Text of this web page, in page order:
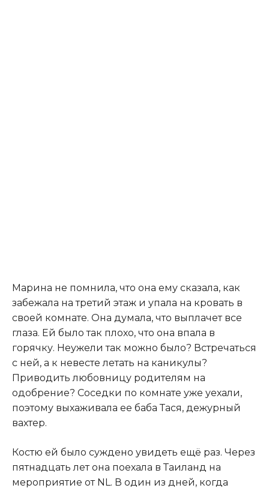
​Марина не помнила, что она ему сказала, как
забежала на третий этаж и упала на кровать в
своей комнате. Она думала, что выплачет все
глаза. Ей было так плохо, что она впала в
горячку. Неужели так можно было? Встречаться
с ней, а к невесте летать на каникулы?
Приводить любовницу родителям на
одобрение? Соседки по комнате уже уехали,
поэтому выхаживала ее баба Тася, дежурный
вахтер.​
​Костю ей было суждено увидеть ещё раз. Через
пятнадцать лет она поехала в Таиланд на
мероприятие от NL. В один из дней, когда